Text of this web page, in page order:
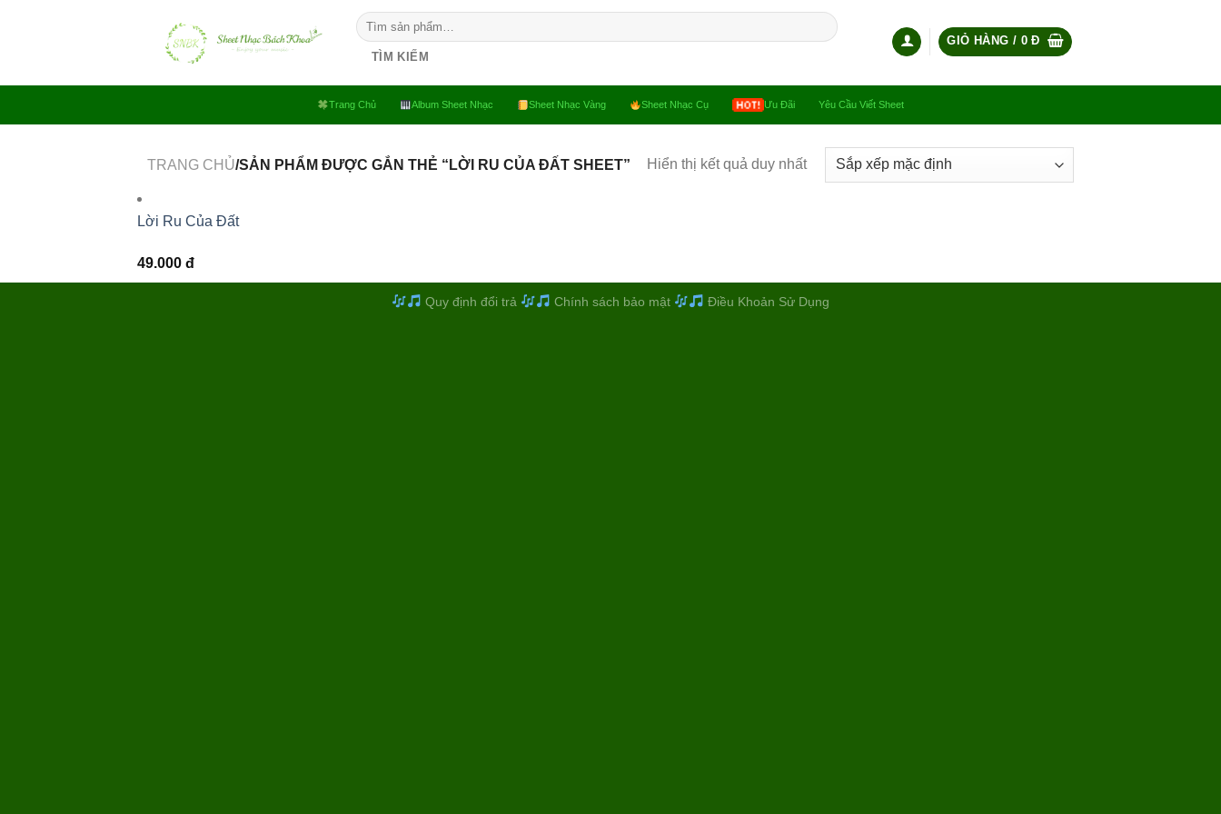
Tìm
kiếm:
TÌM KIẾM
GIỎ HÀNG / 0Đ
Trang Chủ Album Sheet Nhạc Sheet Nhạc Vàng Sheet Nhạc Cụ Ưu Đãi Yêu Cầu Viết Sheet
TRANG CHỦ/SẢN PHẨM ĐƯỢC GẮN THẺ “LỜI RU CỦA ĐẤT SHEET” Hiển thị kết quả duy nhất
Lời Ru Của Đất
49.000 đ
Quy định đổi trả Chính sách bảo mật Điều Khoản Sử Dụng